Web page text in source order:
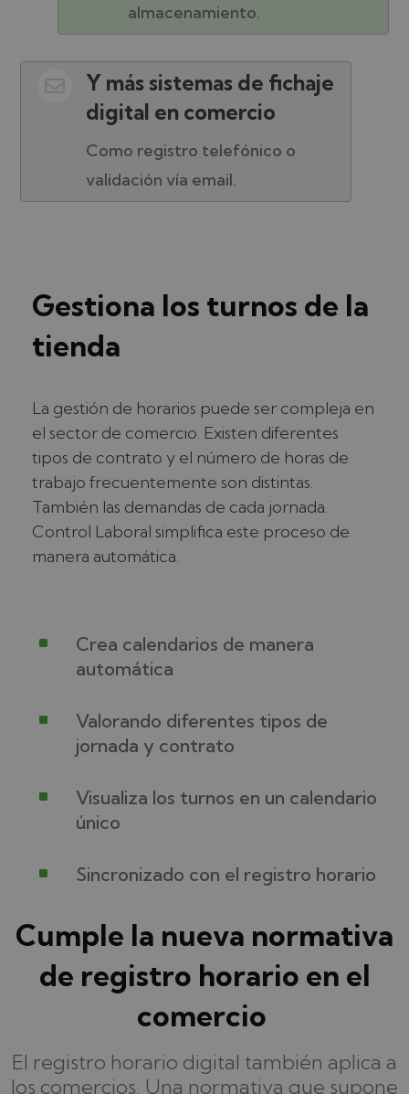
almacenamiento.
Y más sistemas de fichaje
digital en comercio
Como registro telefónico o
validación vía email.
Gestiona los turnos de la
tienda
La gestión de horarios puede ser compleja en
el sector de comercio. Existen diferentes
tipos de contrato y el número de horas de
trabajo frecuentemente son distintas.
También las demandas de cada jornada.
Control Laboral simplifica este proceso de
manera automática.
^
Crea calendarios de manera
automática
^
Valorando diferentes tipos de
jornada y contrato
^
Visualiza los turnos en un calendario
único
^ Sincronizado con el registro horario
Cumple la nueva normativa
de registro horario en el
comercio
El registro horario digital también aplica a
los comercios. Una normativa que supone